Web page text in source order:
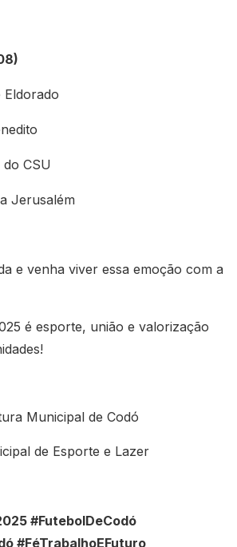
CSU
Jerusalém
e venha viver essa emoção com a
é esporte, união e valorização
Municipal de Codó
de Esporte e Lazer
#FutebolDeCodó
#FéTrabalhoEFuturo